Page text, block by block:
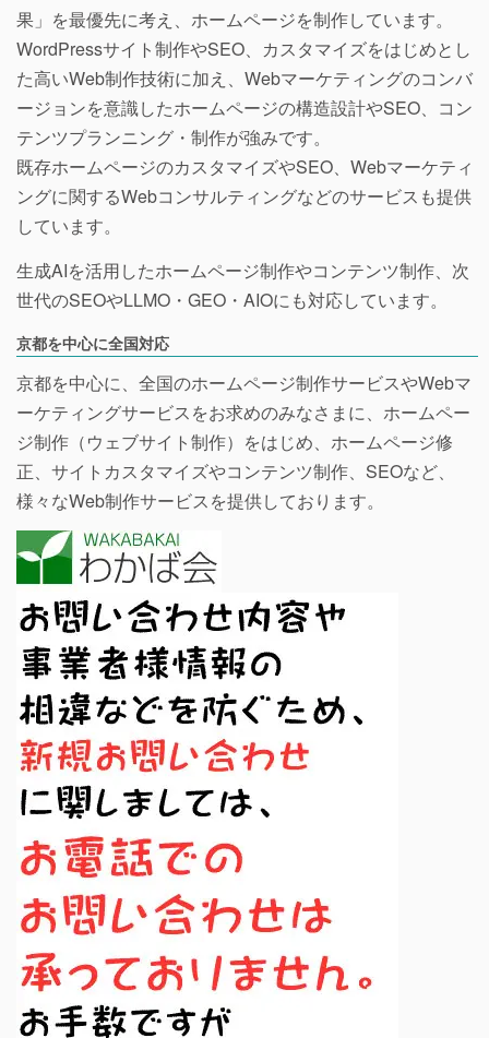
果」を最優先に考え、ホームページを制作しています。
WordPressサイト制作やSEO、カスタマイズをはじめとし
た高いWeb制作技術に加え、Webマーケティングのコンバ
ージョンを意識したホームページの構造設計やSEO、コン
テンツプランニング・制作が強みです。
既存ホームページのカスタマイズやSEO、Webマーケティ
ングに関するWebコンサルティングなどのサービスも提供
しています。
生成AIを活用したホームページ制作やコンテンツ制作、次
世代のSEOやLLMO・GEO・AIOにも対応しています。
京都を中心に全国対応
京都を中心に、全国のホームページ制作サービスやWebマ
ーケティングサービスをお求めのみなさまに、ホームペー
ジ制作（ウェブサイト制作）をはじめ、ホームページ修
正、サイトカスタマイズやコンテンツ制作、SEOなど、
様々なWeb制作サービスを提供しております。